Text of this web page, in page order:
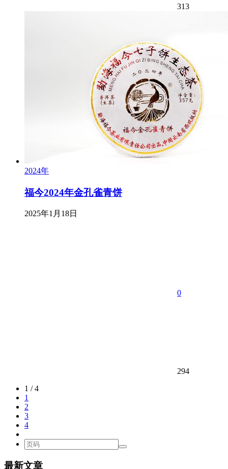
313
2024年
福今2024年金孔雀青饼
2025年1月18日
0
294
1 / 4
1
2
3
4
最新文章